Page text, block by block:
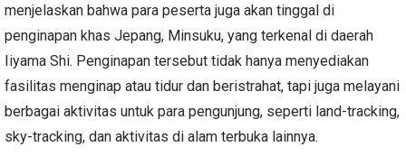
menjelaskan bahwa para peserta juga akan tinggal di
penginapan khas Jepang, Minsuku, yang terkenal di daerah
Iiyama Shi. Penginapan tersebut tidak hanya menyediakan
fasilitas menginap atau tidur dan beristrahat, tapi juga melayani
berbagai aktivitas untuk para pengunjung, seperti land-tracking,
sky-tracking, dan aktivitas di alam terbuka lainnya.